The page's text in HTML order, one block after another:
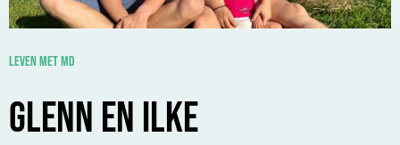
Leven met MD
Glenn en Ilke